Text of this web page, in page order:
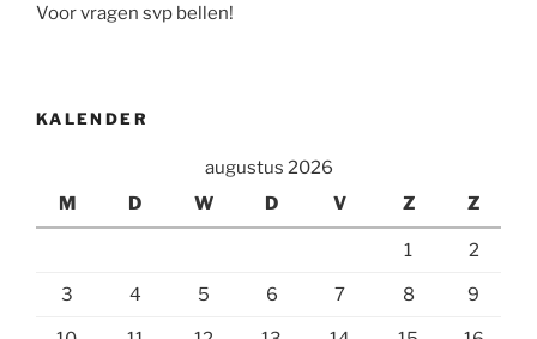
Voor vragen svp bellen!
KALENDER
augustus 2026
M
D W D V Z Z
1 2
3 4 5 6 7 8 9